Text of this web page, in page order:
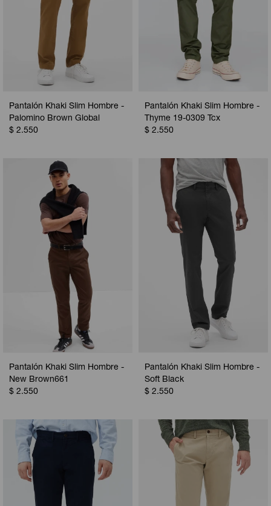
Pantalón Khaki Slim Hombre -
Palomino Brown Global
$ 2.550
Pantalón Khaki Slim Hombre -
Thyme 19-0309 Tcx
$ 2.550
Pantalón Khaki Slim Hombre -
New Brown661
$ 2.550
Pantalón Khaki Slim Hombre -
Soft Black
$ 2.550